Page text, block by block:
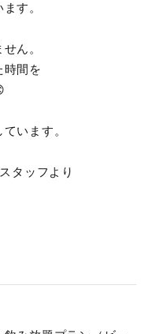
す。
ん。
時間を
います。
タッフより